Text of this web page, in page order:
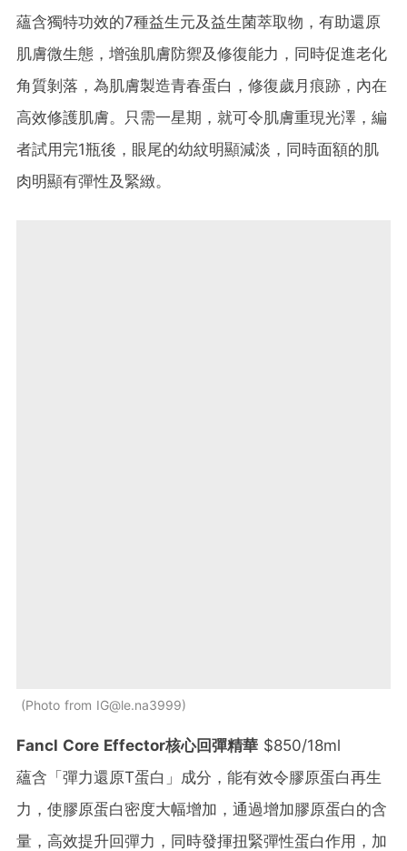
蘊含獨特功效的7種益生元及益生菌萃取物，有助還原
肌膚微生態，增強肌膚防禦及修復能力，同時促進老化
角質剝落，為肌膚製造青春蛋白，修復歲月痕跡，內在
高效修護肌膚。只需一星期，就可令肌膚重現光澤，編
者試用完1瓶後，眼尾的幼紋明顯減淡，同時面額的肌
肉明顯有彈性及緊緻。
Photo from IG@le.na3999
Fancl Core Effector核心回彈精華 $850/18ml
蘊含「彈力還原T蛋白」成分，能有效令膠原蛋白再生
力，使膠原蛋白密度大幅增加，通過增加膠原蛋白的含
量，高效提升回彈力，同時發揮扭緊彈性蛋白作用，加